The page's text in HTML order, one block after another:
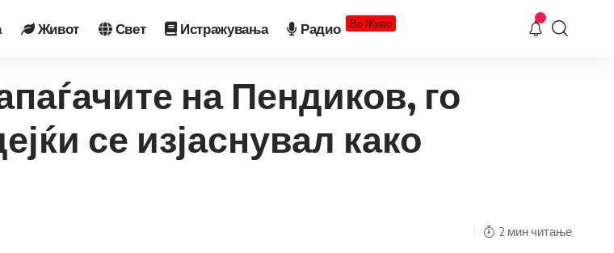
Живот Свет Истражувања Радио Во Живо
на Пендиков, го
се изјаснувал како
2 мин читање